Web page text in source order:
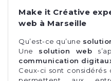
Make it Créative
web à Marseille
Qu’est-ce qu’une
Une solution web
communication
Ceux-ci sont considérés